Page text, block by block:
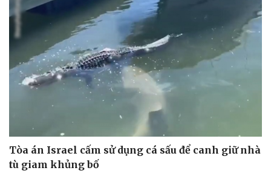
Tòa án Israel cấm sử dụng cá sấu để canh giữ nhà
tù giam khủng bố